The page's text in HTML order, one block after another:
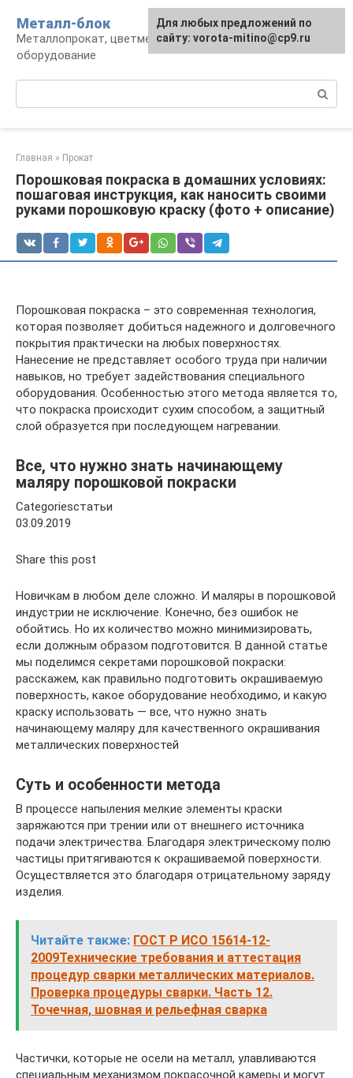
контенту
Металл-блок
Металлопрокат, цветмет, обработка и
оборудование
Главная » Прокат
Порошковая покраска в домашних условиях:
пошаговая инструкция, как наносить своими
руками порошковую краску (фото + описание)
Порошковая покраска – это современная технология,
которая позволяет добиться надежного и долговечного
покрытия практически на любых поверхностях.
Нанесение не представляет особого труда при наличии
навыков, но требует задействования специального
оборудования. Особенностью этого метода является то,
что покраска происходит сухим способом, а защитный
слой образуется при последующем нагревании.
Все, что нужно знать начинающему
маляру порошковой покраски
Categoriesстатьи
03.09.2019
Share this post
Новичкам в любом деле сложно. И маляры в порошковой
индустрии не исключение. Конечно, без ошибок не
обойтись. Но их количество можно минимизировать,
если должным образом подготовится. В данной статье
мы поделимся секретами порошковой покраски:
расскажем, как правильно подготовить окрашиваемую
поверхность, какое оборудование необходимо, и какую
краску использовать — все, что нужно знать
начинающему маляру для качественного окрашивания
металлических поверхностей
Суть и особенности метода
В процессе напыления мелкие элементы краски
заряжаются при трении или от внешнего источника
подачи электричества. Благодаря электрическому полю
частицы притягиваются к окрашиваемой поверхности.
Осуществляется это благодаря отрицательному заряду
изделия.
Читайте также: ГОСТ Р ИСО 15614-12-
2009Технические требования и аттестация
процедур сварки металлических материалов.
Проверка процедуры сварки. Часть 12.
Точечная, шовная и рельефная сварка
Частички, которые не осели на металл, улавливаются
специальным механизмом покрасочной камеры и могут
Для любых предложений по
сайту: vorota-mitino@cp9.ru